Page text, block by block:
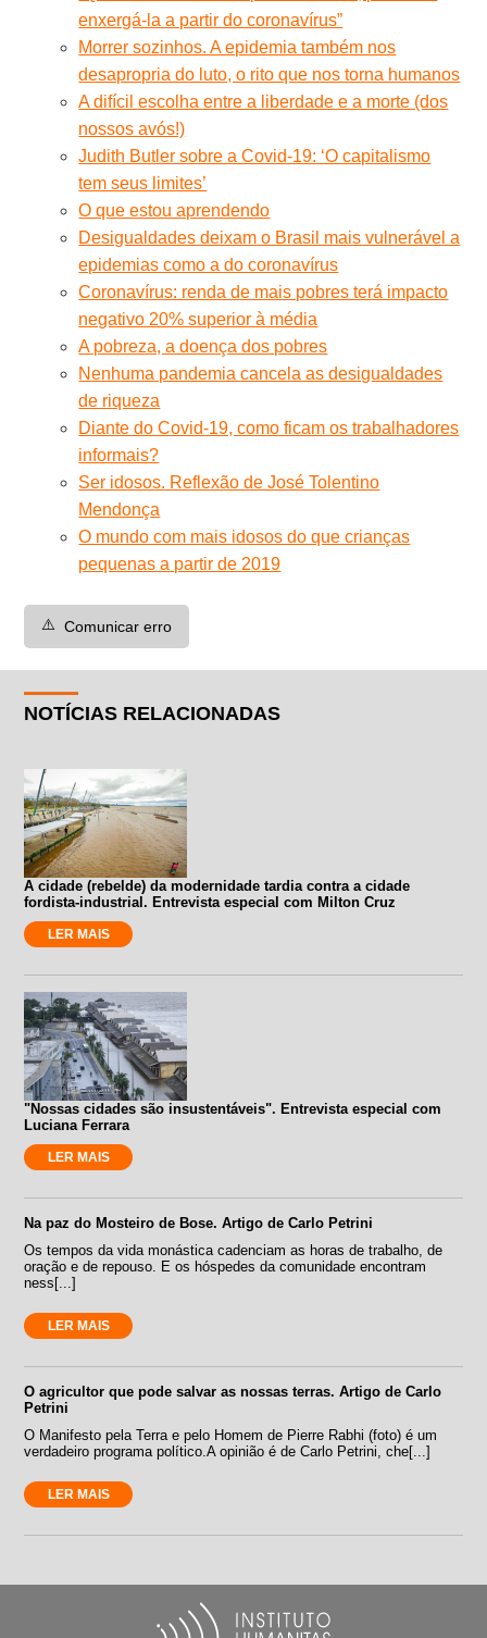
enxergá-la a partir do coronavírus”
Morrer sozinhos. A epidemia também nos
desapropria do luto, o rito que nos torna humanos
A difícil escolha entre a liberdade e a morte (dos
nossos avós!)
Judith Butler sobre a Covid-19: ‘O capitalismo
tem seus limites’
O que estou aprendendo
Desigualdades deixam o Brasil mais vulnerável a
epidemias como a do coronavírus
Coronavírus: renda de mais pobres terá impacto
negativo 20% superior à média
A pobreza, a doença dos pobres
Nenhuma pandemia cancela as desigualdades
de riqueza
Diante do Covid-19, como ficam os trabalhadores
informais?
Ser idosos. Reflexão de José Tolentino
Mendonça
O mundo com mais idosos do que crianças
pequenas a partir de 2019
⚠️ Comunicar erro
NOTÍCIAS RELACIONADAS
A cidade (rebelde) da modernidade tardia contra a cidade
fordista-industrial. Entrevista especial com Milton Cruz
LER MAIS
"Nossas cidades são insustentáveis". Entrevista especial com
Luciana Ferrara
LER MAIS
Na paz do Mosteiro de Bose. Artigo de Carlo Petrini
Os tempos da vida monástica cadenciam as horas de trabalho, de
oração e de repouso. E os hóspedes da comunidade encontram
ness[...]
LER MAIS
O agricultor que pode salvar as nossas terras. Artigo de Carlo
Petrini
O Manifesto pela Terra e pelo Homem de Pierre Rabhi (foto) é um
verdadeiro programa político.A opinião é de Carlo Petrini, che[...]
LER MAIS